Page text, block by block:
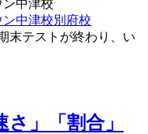
中津校
ン中津校別府校
末テストが終わり、い
さ」「割合」